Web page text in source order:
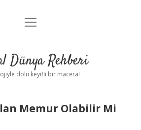
Anasayfa
Yasal Uyarı
menüyü
Dünya Rehberi
dolu keyifli bir macera!
Memur Olabilir Mi